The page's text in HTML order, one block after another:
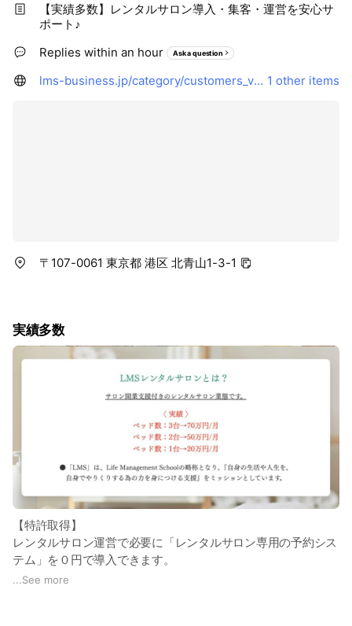
【実績多数】レンタルサロン導入・集客・運営を安心サ
ポート♪
Replies within an hour
Ask a question
lms-business.jp/category/customers_voice/ 1 other items
〒107-0061 東京都 港区 北青山1-3-1
実績多数
【特許取得】
レンタルサロン運営で必要に「レンタルサロン専用の予約シス
テム」を０円で導入できます。
...See more